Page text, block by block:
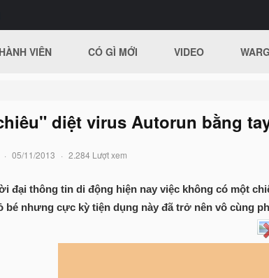
VIÊN CÓ GÌ MỚI VIDEO
diệt virus Autorun bằng
05/11/2013 2.284 Lượt xem
đại thông tin di động hiện nay việc không có một
bé nhưng cực kỳ tiện dụng này đã trở nên vô cùng